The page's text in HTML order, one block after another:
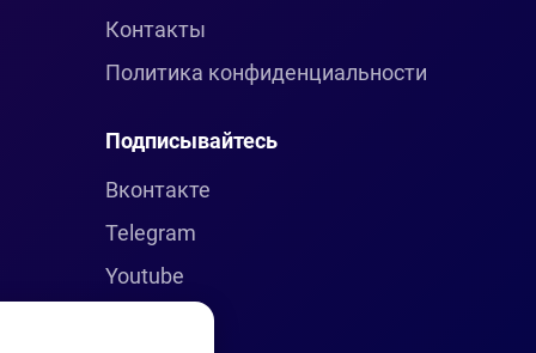
Контакты
Политика конфиденциальности
Подписывайтесь
Вконтакте
Telegram
Youtube